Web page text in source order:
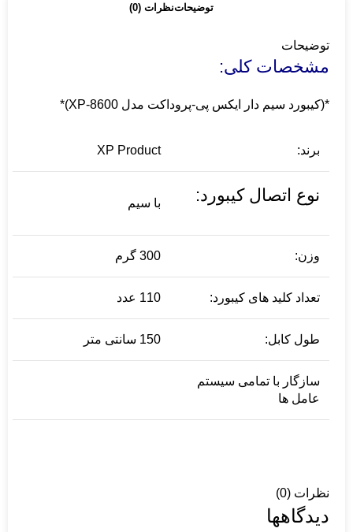
توضیحاتنظرات (0)
توضیحات
مشخصات کلی:
*(کیبورد سیم دار ایکس پی-پروداکت مدل XP-8600)*
برند: XP Product
نوع اتصال کیبورد: با سیم
وزن: 300 گرم
تعداد کلید های کیبورد: 110 عدد
طول کابل: 150 سانتی متر
سازگار با تمامی سیستم
عامل ها
نظرات (0)
دیدگاهها